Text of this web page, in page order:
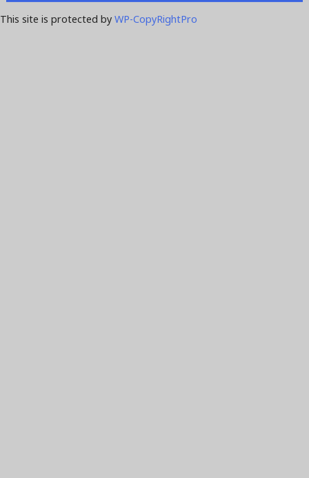
This site is protected by WP-CopyRightPro